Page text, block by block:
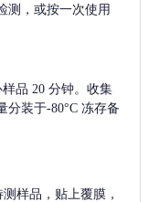
测，或按一次使用
样品 20 分钟。收集
分装于-80°C 冻存备
样品，贴上覆膜，